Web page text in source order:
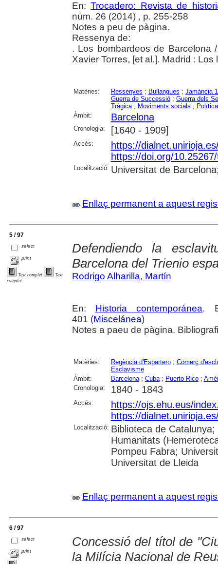
En:Trocadero: Revista de
núm. 26 (2014) , p. 255-258
Notes a peu de pàgina.
Ressenya de:
. Los bombardeos de Barcelona
Xavier Torres, [et al.]. Madrid :
Matèries: Ressenyes ; Bullangues ; Jamància
Guerra de Successió; Guerra dels
Tràgica; Moviments socials ; Política
Àmbit:
Barcelona
Cronologia: [1640 - 1909]
Accés:
https://
https://doi.org/
Localització: Universitat de
Enllaç permanent a aquest
5 / 97
select
print
Text complet
Text
complet
Defendiendo la
Barcelona del Trienio
Rodrigo Alharilla, Martín
En: Historia contemporánea.
401 (Miscelánea)
Notes a paeu de pàgina.
Matèries: Regència d'Espartero; Comerç
Esclavisme
Àmbit:
Barcelona; Cuba; Puerto Rico;
Cronologia:
1840 - 1843
Accés:
https://ojs.ehu.eus/
https://
Localització: Biblioteca de
Humanitats
Pompeu Fabra;
Universitat de Lleida
Enllaç permanent a aquest
6 / 97
select
print
Concessió del títol de
la Milícia Nacional de